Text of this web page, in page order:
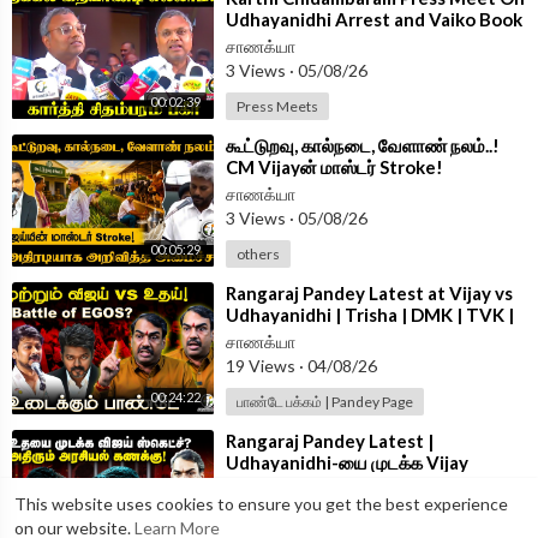
This website uses cookies to ensure you get the best experience
on our website.Learn More
00:02:39
Udhayanidhi Arrest and Vaiko Book
Launch | TVK Govt | Congress
சாணக்யா
3 Views · 05/08/26
Press Meets
00:05:29
⁣கூட்டுறவு, கால்நடை, வேளாண் நலம்..!
CM Vijayன் மாஸ்டர் Stroke!
அதிரடியாக அறிவித்த அமைச்சர் | TVK
GOVT
சாணக்யா
3 Views · 05/08/26
others
00:24:22
⁣Rangaraj Pandey Latest at Vijay vs
Udhayanidhi | Trisha | DMK | TVK |
Stalin | Police | TN Govt
சாணக்யா
19 Views · 04/08/26
பாண்டே பக்கம் | Pandey Page
⁣Rangaraj Pandey Latest |
Udhayanidhi-யை முடக்க Vijay
| TN Govt
14 Views·04/08/26